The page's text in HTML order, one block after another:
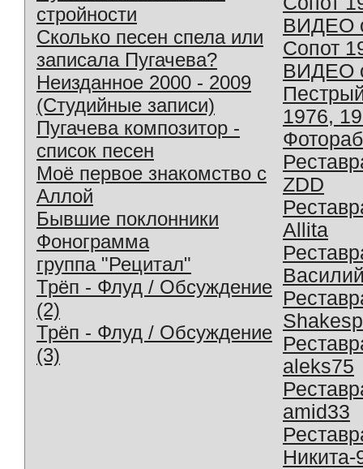
стройности
Сколько песен спела или
записала Пугачева?
Неизданное 2000 - 2009
(Студийные записи)
Пугачева композитор -
список песен
Моё первое знакомство с
Аллой
Бывшие поклонники
Фонограмма
группа "Рецитал"
Трёп - Флуд / Обсуждение
(2)
Трёп - Флуд / Обсуждение
(3)
ВИДЕО
Сопот
ВИДЕО
1976,
ZDD
Allita
aleks75
amid33
Никита-